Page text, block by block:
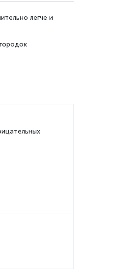
легче и